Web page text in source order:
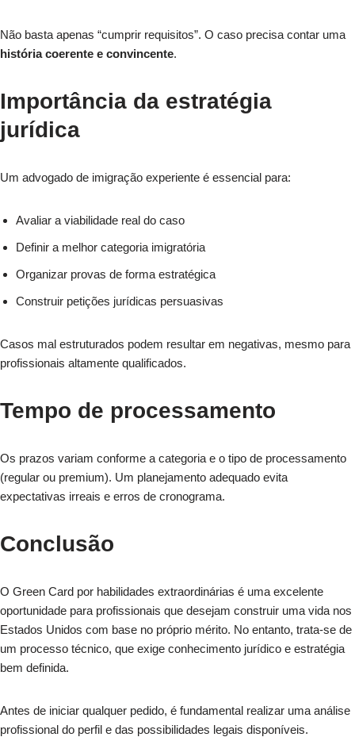
Não basta apenas “cumprir requisitos”. O caso precisa contar uma
história coerente e convincente.
Importância da estratégia
jurídica
Um advogado de imigração experiente é essencial para:
Avaliar a viabilidade real do caso
Definir a melhor categoria imigratória
Organizar provas de forma estratégica
Construir petições jurídicas persuasivas
Casos mal estruturados podem resultar em negativas, mesmo para
profissionais altamente qualificados.
Tempo de processamento
Os prazos variam conforme a categoria e o tipo de processamento
(regular ou premium). Um planejamento adequado evita
expectativas irreais e erros de cronograma.
Conclusão
O Green Card por habilidades extraordinárias é uma excelente
oportunidade para profissionais que desejam construir uma vida nos
Estados Unidos com base no próprio mérito. No entanto, trata-se de
um processo técnico, que exige conhecimento jurídico e estratégia
bem definida.
Antes de iniciar qualquer pedido, é fundamental realizar uma análise
profissional do perfil e das possibilidades legais disponíveis.